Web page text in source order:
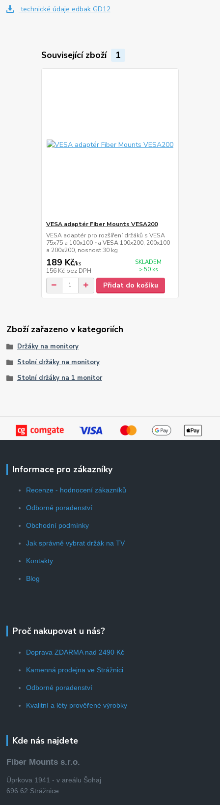
technické údaje edbak GD12
Související zboží 1
VESA adaptér Fiber Mounts VESA200
VESA adaptér pro rozšíření držáků s VESA
75x75 a 100x100 na VESA 100x200, 200x100
a 200x200, nosnost 30 kg
189 Kč/ks
156 Kč bez DPH
SKLADEM
> 50 ks
Přidat do košíku
Zboží zařazeno v kategoriích
Držáky na monitory
Stolní držáky na monitory
Stolní držáky na 1 monitor
Informace pro zákazníky
Recenze - hodnocení zákazníků
Odborné poradenství
Obchodní podmínky
Jak správně vybrat držák na TV
Kontakty
Blog
Proč nakupovat u nás?
Doprava ZDARMA nad 2490 Kč
Kamenná prodejna ve Strážnici
Odborné poradenství
Kvalitní a léty prověřené výrobky
Kde nás najdete
Fiber Mounts s.r.o.
Úprkova 1941 - v areálu Šohaj
696 62 Strážnice